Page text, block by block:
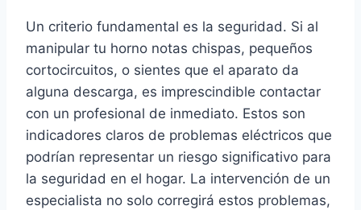
Un criterio fundamental es la seguridad. Si al
manipular tu horno notas chispas, pequeños
cortocircuitos, o sientes que el aparato da
alguna descarga, es imprescindible contactar
con un profesional de inmediato. Estos son
indicadores claros de problemas eléctricos que
podrían representar un riesgo significativo para
la seguridad en el hogar. La intervención de un
especialista no solo corregirá estos problemas,